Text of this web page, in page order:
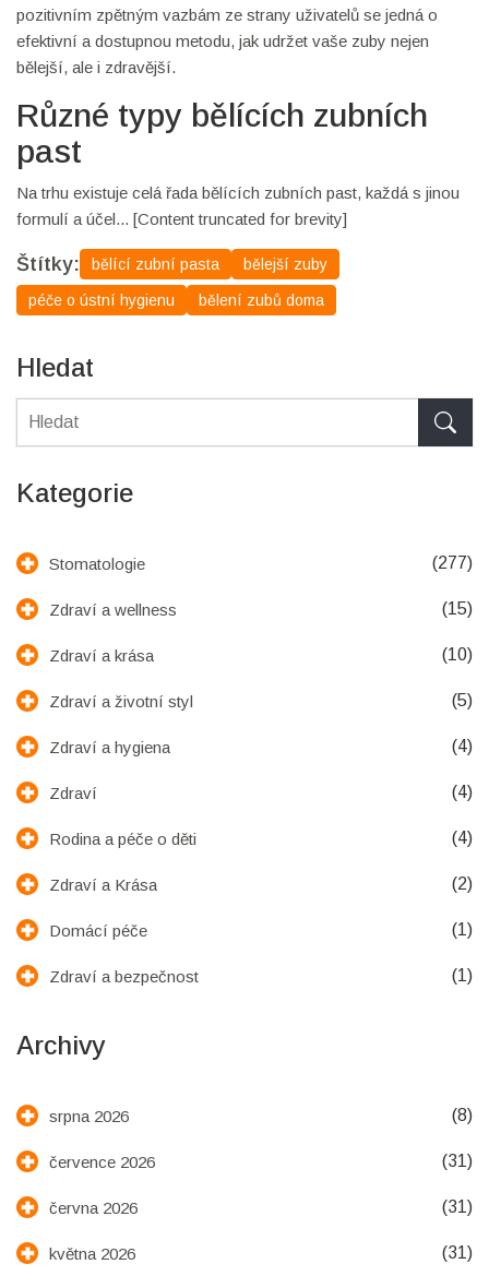
pozitivním zpětným vazbám ze strany uživatelů se jedná o
efektivní a dostupnou metodu, jak udržet vaše zuby nejen
bělejší, ale i zdravější.
Různé typy bělících zubních
past
Na trhu existuje celá řada bělících zubních past, každá s jinou
formulí a účel... [Content truncated for brevity]
Štítky: bělící zubní pasta bělejší zuby
péče o ústní hygienu bělení zubů doma
Hledat
Kategorie
Stomatologie (277)
Zdraví a wellness (15)
Zdraví a krása (10)
Zdraví a životní styl (5)
Zdraví a hygiena (4)
Zdraví (4)
Rodina a péče o děti (4)
Zdraví a Krása (2)
Domácí péče (1)
Zdraví a bezpečnost (1)
Archivy
srpna 2026 (8)
července 2026 (31)
června 2026 (31)
května 2026 (31)